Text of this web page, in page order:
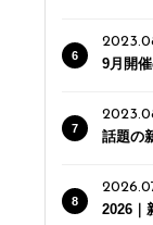
9月開
話題の
クーポ
2026｜